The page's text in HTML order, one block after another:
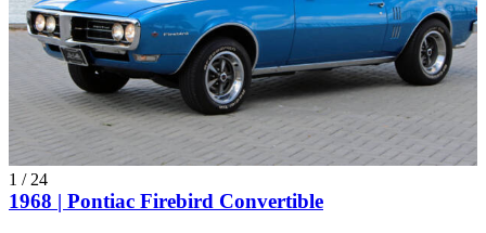
1 / 24
1968 | Pontiac Firebird Convertible